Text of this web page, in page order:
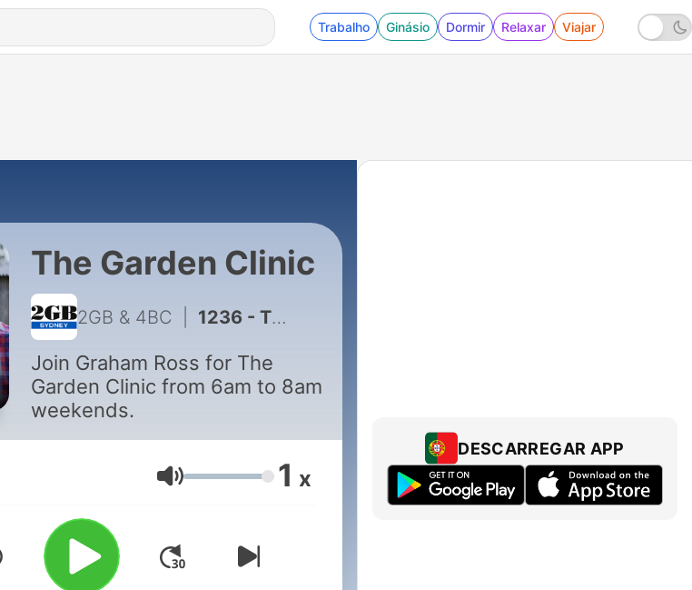
Trabalho Ginásio Dormir Relaxar Viajar
The Garden Clinic
2GB & 4BC 1236 - The Garden Clinic – Full show Sunday August 2 2026
Join Graham Ross for The
Garden Clinic from 6am to 8am
weekends.
Volume 1 x
DESCARREGAR APP